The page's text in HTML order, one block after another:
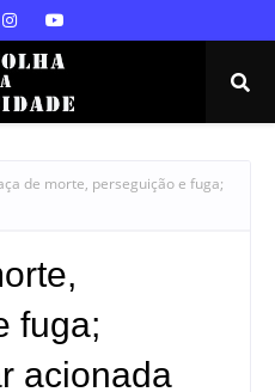
de morte, perseguição e fuga;
fuga;
acionada